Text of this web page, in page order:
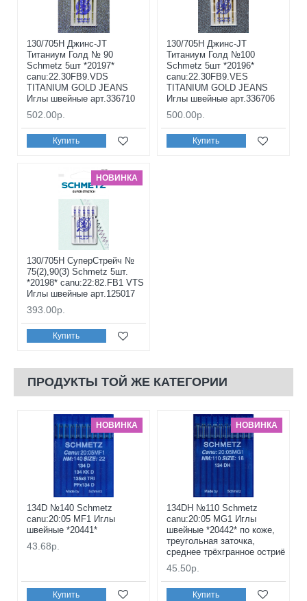
130/705H Джинс-JT
Титаниум Голд № 90
Schmetz 5шт *20197*
canu:22.30FB9.VDS
TITANIUM GOLD JEANS
Иглы швейные арт.336710
502.00р.
Купить
130/705H Джинс-JT
Титаниум Голд №100
Schmetz 5шт *20196*
canu:22.30FB9.VES
TITANIUM GOLD JEANS
Иглы швейные арт.336706
500.00р.
Купить
НОВИНКА
130/705H СуперСтрейч №
75(2),90(3) Schmetz 5шт.
*20198* canu:22:82.FB1 VTS
Иглы швейные арт.125017
393.00р.
Купить
ПРОДУКТЫ ТОЙ ЖЕ КАТЕГОРИИ
НОВИНКА
134D №140 Schmetz
canu:20:05 MF1 Иглы
швейные *20441*
43.68р.
Купить
НОВИНКА
134DH №110 Schmetz
canu:20:05 MG1 Иглы
швейные *20442* по коже,
треугольная заточка,
среднее трёхгранное остриё
45.50р.
Купить